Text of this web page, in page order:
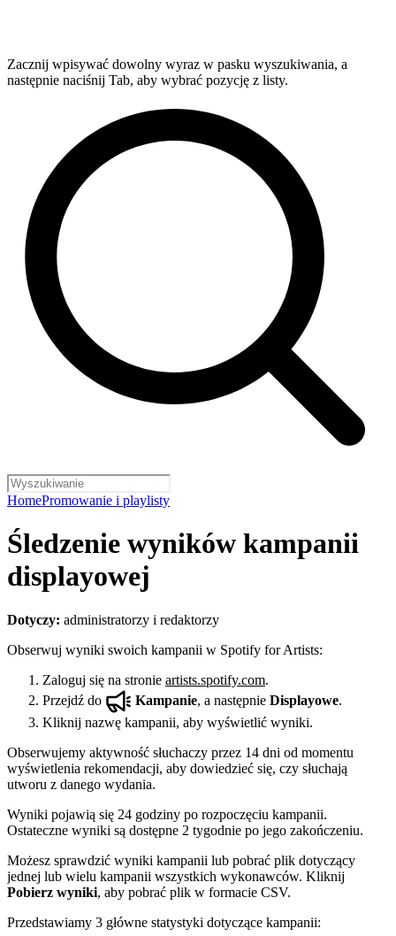
Zacznij wpisywać dowolny wyraz w pasku wyszukiwania, a
następnie naciśnij Tab, aby wybrać pozycję z listy.
HomePromowanie i playlisty
Śledzenie wyników kampanii
displayowej
Dotyczy: administratorzy i redaktorzy
Obserwuj wyniki swoich kampanii w Spotify for Artists:
Zaloguj się na stronie artists.spotify.com.
Przejdź do
Kampanie, a następnie Displayowe.
Kliknij nazwę kampanii, aby wyświetlić wyniki.
Obserwujemy aktywność słuchaczy przez 14 dni od momentu
wyświetlenia rekomendacji, aby dowiedzieć się, czy słuchają
utworu z danego wydania.
Wyniki pojawią się 24 godziny po rozpoczęciu kampanii.
Ostateczne wyniki są dostępne 2 tygodnie po jego zakończeniu.
Możesz sprawdzić wyniki kampanii lub pobrać plik dotyczący
jednej lub wielu kampanii wszystkich wykonawców. Kliknij
Pobierz wyniki, aby pobrać plik w formacie CSV.
Przedstawiamy 3 główne statystyki dotyczące kampanii: